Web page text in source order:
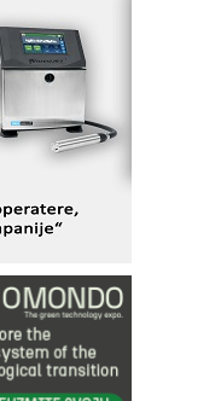
prototipova
za
u
koje
hidrauličkih